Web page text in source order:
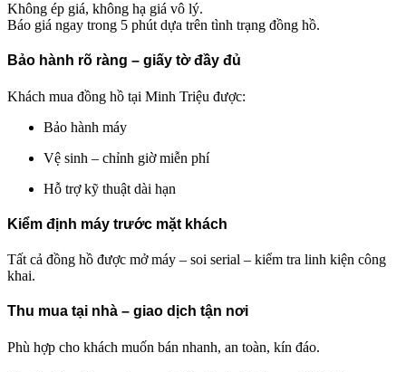
Không ép giá, không hạ giá vô lý.
Báo giá ngay trong 5 phút dựa trên tình trạng đồng hồ.
Bảo hành rõ ràng – giấy tờ đầy đủ
Khách mua đồng hồ tại Minh Triệu được:
Bảo hành máy
Vệ sinh – chỉnh giờ miễn phí
Hỗ trợ kỹ thuật dài hạn
Kiểm định máy trước mặt khách
Tất cả đồng hồ được mở máy – soi serial – kiểm tra linh kiện công
khai.
Thu mua tại nhà – giao dịch tận nơi
Phù hợp cho khách muốn bán nhanh, an toàn, kín đáo.